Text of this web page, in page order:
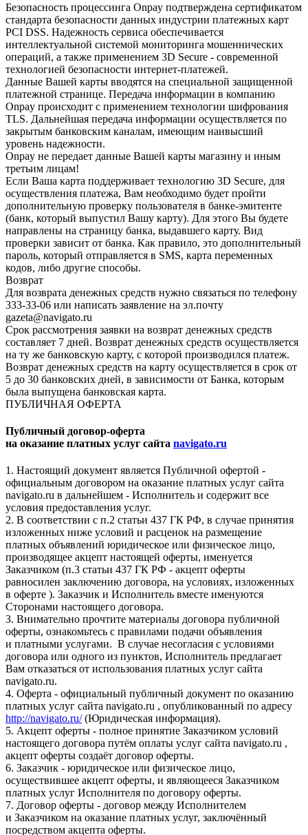
Безопасность процессинга Onpay подтверждена сертификатом
стандарта безопасности данных индустрии платежных карт
PCI DSS. Надежность сервиса обеспечивается
интеллектуальной системой мониторинга мошеннических
операций, а также применением 3D Secure - современной
технологией безопасности интернет-платежей.
Данные Вашей карты вводятся на специальной защищенной
платежной странице. Передача информации в компанию
Onpay происходит с применением технологии шифрования
TLS. Дальнейшая передача информации осуществляется по
закрытым банковским каналам, имеющим наивысший
уровень надежности.
Onpay не передает данные Вашей карты магазину и иным
третьим лицам!
Если Ваша карта поддерживает технологию 3D Secure, для
осуществления платежа, Вам необходимо будет пройти
дополнительную проверку пользователя в банке-эмитенте
(банк, который выпустил Вашу карту). Для этого Вы будете
направлены на страницу банка, выдавшего карту. Вид
проверки зависит от банка. Как правило, это дополнительный
пароль, который отправляется в SMS, карта переменных
кодов, либо другие способы.
Возврат
Для возврата денежных средств нужно связаться по телефону
333-33-06 или написать заявление на эл.почту
gazeta@navigato.ru
Срок рассмотрения заявки на возврат денежных средств
составляет 7 дней. Возврат денежных средств осуществляется
на ту же банковскую карту, с которой производился платеж.
Возврат денежных средств на карту осуществляется в срок от
5 до 30 банковских дней, в зависимости от Банка, которым
была выпущена банковская карта.
ПУБЛИЧНАЯ ОФЕРТА
Публичный договор-оферта
на оказание платных услуг сайта navigato.ru
1. Настоящий документ является Публичной офертой -
официальным договором на оказание платных услуг сайта
navigato.ru в дальнейшем - Исполнитель и содержит все
условия предоставления услуг.
2. В соответствии с п.2 статьи 437 ГК РФ, в случае принятия
изложенных ниже условий и расценок на размещение
платных объявлений юридическое или физическое лицо,
производящее акцепт настоящей оферты, именуется
Заказчиком (п.3 статьи 437 ГК РФ - акцепт оферты
равносилен заключению договора, на условиях, изложенных
в оферте ). Заказчик и Исполнитель вместе именуются
Сторонами настоящего договора.
3. Внимательно прочтите материалы договора публичной
оферты, ознакомьтесь с правилами подачи объявления
и платными услугами. В случае несогласия с условиями
договора или одного из пунктов, Исполнитель предлагает
Вам отказаться от использования платных услуг сайта
navigato.ru.
4. Оферта - официальный публичный документ по оказанию
платных услуг сайта navigato.ru , опубликованный по адресу
http://navigato.ru/(Юридическая информация).
5. Акцепт оферты - полное принятие Заказчиком условий
настоящего договора путём оплаты услуг сайта navigato.ru ,
акцепт оферты создаёт договор оферты.
6. Заказчик - юридическое или физическое лицо,
осуществившее акцепт оферты, и являющееся Заказчиком
платных услуг Исполнителя по договору оферты.
7. Договор оферты - договор между Исполнителем
и Заказчиком на оказание платных услуг, заключённый
посредством акцепта оферты.